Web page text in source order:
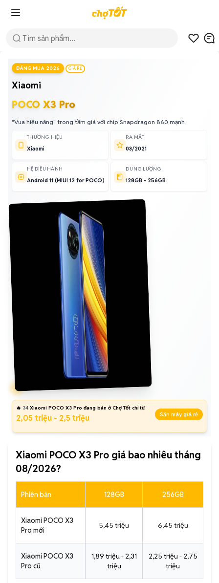
ĐÁNG MUA 2026 GIÁ RẺ
Xiaomi
POCO X3 Pro
"Vua hiệu năng" trong tầm giá với chip Snapdragon 860 mạnh
THƯƠNG HIỆU
Xiaomi
RA MẮT
03/2021
HỆ ĐIỀU HÀNH
Android 11 (MIUI 12 for POCO)
DUNG LƯỢNG
128GB - 256GB
🔥 34 Xiaomi POCO X3 Pro đang bán ở Chợ Tốt chỉ từ
2,05 triệu - 2,5 triệu Săn máy giá rẻ
Xiaomi POCO X3 Pro giá bao nhiêu tháng
08/2026?
Phiên bản 128GB 256GB
Xiaomi POCO X3
Pro mới
5,45 triệu 6,45 triệu
Xiaomi POCO X3
Pro cũ
1,89 triệu - 2,31
triệu
2,25 triệu - 2,75
triệu